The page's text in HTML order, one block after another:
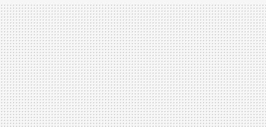
MAIL